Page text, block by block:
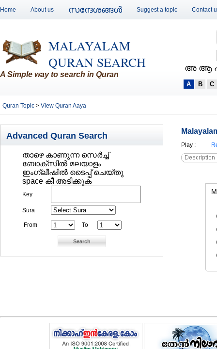
Home About us സന്ദേശങ്ങള്‍ Suggest a topic Contact
MALAYALAM
QURAN SEARCH
A Simple way to search in Quran
അ ആ
A B C
Quran Topic > View Quran Aaya
Advanced Quran Search
താഴെ കാണുന്ന സെര്‍ച്ച്‌
ബോക്സില്‍ മലയാളം
ഇംഗ്ലീഷില്‍ ടൈപ്പ് ചെയ്തു
space കീ അടിക്കുക
Key
Sura
From To
Play :